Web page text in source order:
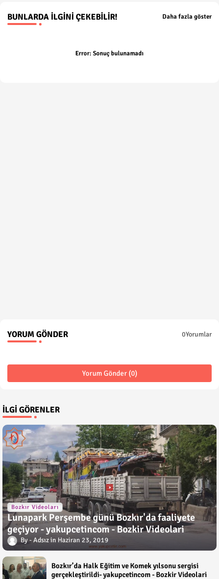
BUNLARDA İLGINI ÇEKEBILIR! Daha fazla göster
Error: Sonuç bulunamadı
YORUM GÖNDER 0Yorumlar
Yorum Gönder (0)
İLGI GÖRENLER
Bozkır Videoları
Lunapark Perşembe günü Bozkır'da faaliyete
geçiyor - yakupcetincom - Bozkir Videolari
Adsız Haziran 23, 2019
Bozkır’da Halk Eğitim ve Komek yılsonu sergisi
gerçekleştirildi- yakupcetincom - Bozkir Videolari